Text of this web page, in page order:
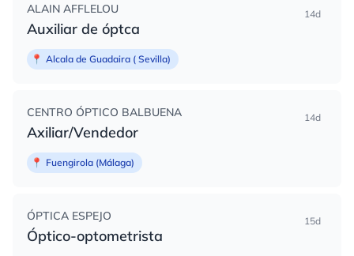
ALAIN AFFLELOU
Auxiliar de óptca
14d
📍 Alcala de Guadaira ( Sevilla)
CENTRO ÓPTICO BALBUENA
Axiliar/Vendedor
14d
📍 Fuengirola (Málaga)
ÓPTICA ESPEJO
Óptico-optometrista
15d